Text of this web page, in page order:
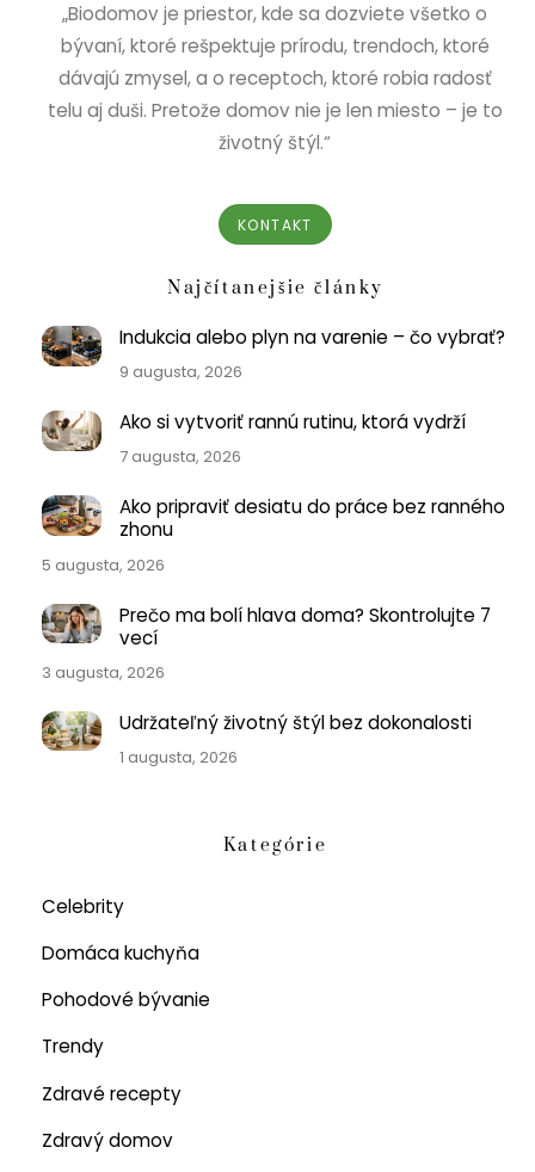
„Biodomov je priestor, kde sa dozviete všetko o
bývaní, ktoré rešpektuje prírodu, trendoch, ktoré
dávajú zmysel, a o receptoch, ktoré robia radosť
telu aj duši. Pretože domov nie je len miesto – je to
životný štýl.“
KONTAKT
Najčítanejšie články
Indukcia alebo plyn na varenie – čo vybrať?
9 augusta, 2026
Ako si vytvoriť rannú rutinu, ktorá vydrží
7 augusta, 2026
Ako pripraviť desiatu do práce bez ranného
zhonu
5 augusta, 2026
Prečo ma bolí hlava doma? Skontrolujte 7
vecí
3 augusta, 2026
Udržateľný životný štýl bez dokonalosti
1 augusta, 2026
Kategórie
Celebrity
Domáca kuchyňa
Pohodové bývanie
Trendy
Zdravé recepty
Zdravý domov